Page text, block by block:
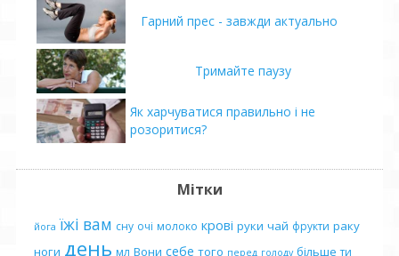
Гарний прес - завжди актуально
Тримайте паузу
Як харчуватися правильно і не
розоритися?
Мітки
йога їжі вам сну очі молоко крові руки чай фрукти раку
ноги день мл Вони себе того перед голоду більше ти